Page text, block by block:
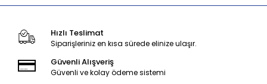
Hızlı Teslimat
Siparişleriniz en kısa sürede elinize ulaşır.
Güvenli Alışveriş
Güvenli ve kolay ödeme sistemi